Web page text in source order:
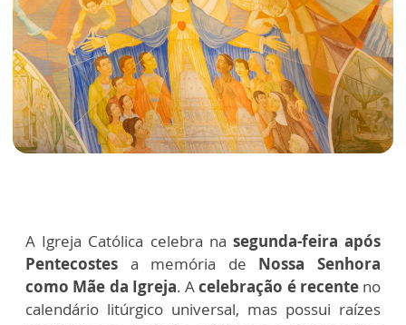
A Igreja Católica celebra na segunda-feira após
Pentecostes a memória de Nossa Senhora
como Mãe da Igreja. Acelebração é recenteno
calendário litúrgico universal, mas possui raízes